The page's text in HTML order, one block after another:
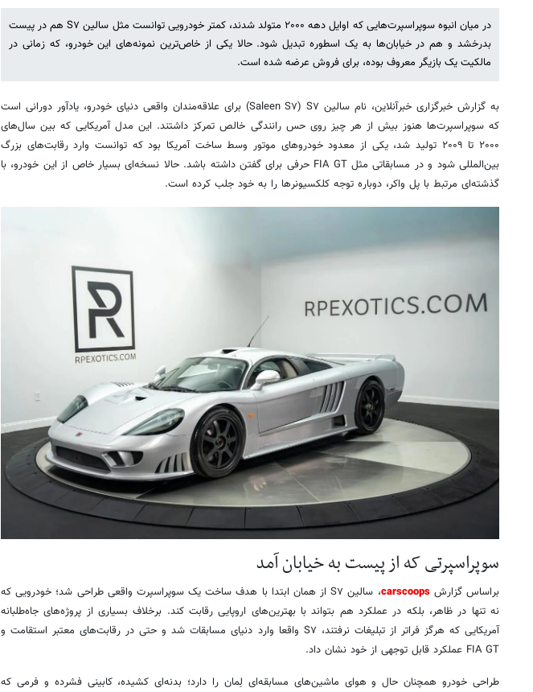
در میان انبوه سوپراسپرت‌هایی که اوایل دهه ۲۰۰۰ متولد شدند، کمتر خودرویی توانست مثل سالین S۷ هم در پیست
بدرخشد و هم در خیابان‌ها به یک اسطوره تبدیل شود. حالا یکی از خاص‌ترین نمونه‌های این خودرو، که زمانی در
مالکیت یک بازیگر معروف بوده، برای فروش عرضه شده است.
به گزارش خبرگزاری خبرآنلاین، نام سالین Saleen S۷) S۷) برای علاقه‌مندان واقعی دنیای خودرو، یادآور دورانی است
که سوپراسپرت‌ها هنوز بیش از هر چیز روی حس رانندگی خالص تمرکز داشتند. این مدل آمریکایی که بین سال‌های
۲۰۰۰ تا ۲۰۰۹ تولید شد، یکی از معدود خودروهای موتور وسط ساخت آمریکا بود که توانست وارد رقابت‌های بزرگ
بین‌المللی شود و در مسابقاتی مثل FIA GT حرفی برای گفتن داشته باشد. حالا نسخه‌ای بسیار خاص از این خودرو، با
گذشته‌ای مرتبط با پل واکر، دوباره توجه کلکسیونرها را به خود جلب کرده است.
سوپراسپرتی که از پیست به خیابان آمد
براساس گزارشcarscoops
، سالین S۷ از همان ابتدا با هدف ساخت یک سوپراسپرت واقعی طراحی شد؛ خودرویی که
نه‌ تنها در ظاهر، بلکه در عملکرد هم بتواند با بهترین‌های اروپایی رقابت کند. برخلاف بسیاری از پروژه‌های جاه‌طلبانه
آمریکایی که هرگز فراتر از تبلیغات نرفتند، S۷ واقعا وارد دنیای مسابقات شد و حتی در رقابت‌های معتبر استقامت و
FIA GT عملکرد قابل توجهی از خود نشان داد.
طراحی خودرو همچنان حال‌ و هوای ماشین‌های مسابقه‌ای لِمان را دارد؛ بدنه‌ای کشیده، کابینی فشرده و فرمی که